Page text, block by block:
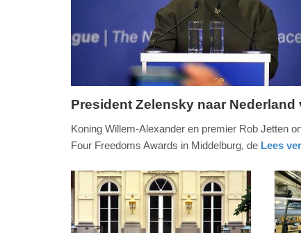
2026
-
17:46
President Zelensky naar
Koning Willem-Alexander en premier Rob Jetten
Four Freedoms Awards in Middelburg, de Lees